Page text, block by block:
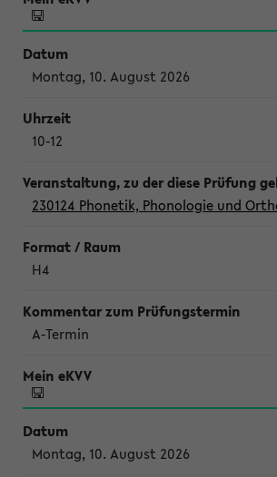
Montag, 10. August 2026
10-12
230124 Phonetik, Phonologie und
H4
A-Termin
Montag, 10. August 2026